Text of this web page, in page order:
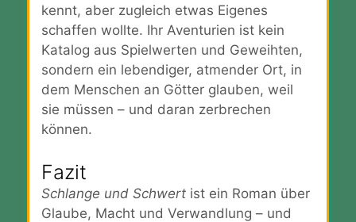
kennt, aber zugleich etwas Eigenes
schaffen wollte. Ihr Aventurien ist kein
Katalog aus Spielwerten und Geweihten,
sondern ein lebendiger, atmender Ort, in
dem Menschen an Götter glauben, weil
sie müssen – und daran zerbrechen
können.
Fazit
Schlange und Schwertist ein Roman über
Glaube, Macht und Verwandlung – und